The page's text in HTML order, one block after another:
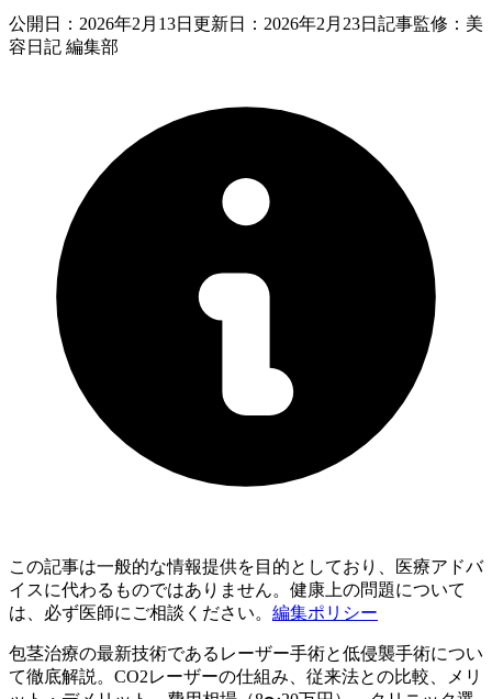
公開日： 2026年2月13日 更新日： 2026年2月23日 記事監修：美
容日記 編集部
この記事は一般的な情報提供を目的としており、医療アドバ
イスに代わるものではありません。健康上の問題について
は、必ず医師にご相談ください。 編集ポリシー
包茎治療の最新技術であるレーザー手術と低侵襲手術につい
て徹底解説。CO2レーザーの仕組み、従来法との比較、メリ